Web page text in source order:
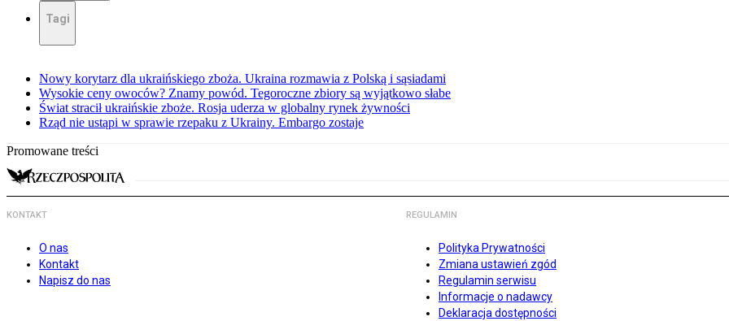
Tagi
Nowy korytarz dla ukraińskiego zboża. Ukraina rozmawia z Polską i sąsiadami
Wysokie ceny owoców? Znamy powód. Tegoroczne zbiory są wyjątkowo słabe
Świat stracił ukraińskie zboże. Rosja uderza w globalny rynek żywności
Rząd nie ustąpi w sprawie rzepaku z Ukrainy. Embargo zostaje
Promowane treści
KONTAKT
O nas
Kontakt
Napisz do nas
REGULAMIN
Polityka Prywatności
Zmiana ustawień zgód
Regulamin serwisu
Informacje o nadawcy
Deklaracja dostępności